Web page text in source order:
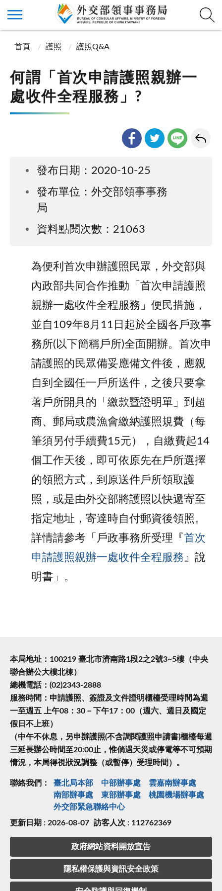
首頁 護照 護照Q&A
何謂「首次申請護照親辦一
處收件全程服務」?
發布日期：2020-10-25
發布單位：外交部領事事務
局
資料點閱次數：21063
為便利首次申辦護照民眾，外交部與
內政部共同合作推動「首次申請護照
親辦一處收件全程服務」便民措施，
並自109年8月11日起於全國各戶政事
務所(以下簡稱戶所)全面開辦。首次申
請護照的民眾備妥應備文件後，應親
自到全國任一戶所送件，之後只要拿
著戶所開具的「繳款暨證明單」到超
商、郵局或農漁會繳納護照規費（每
筆須另付手續費15元），自繳費起14
個工作天後，即可依原先在戶所選擇
的領照方式，到原送件戶所領取護
照，或是由外交部將護照以快遞寄至
指定地址，寄達時自付郵資後領照。
詳情請參考「戶政事務所受理『 首次
申請護照親辦一處收件全程服務 』說
明書」。
本局地址：100219 臺北市濟南路1段2之2號3~5樓（中央
聯合辦公大樓北棟）
總機電話：(02)2343-2888
服務時間：申請護照、簽證及文件證明櫃檯受理時間為週
一至週五 上午08：30－下午17：00（週六、週日及國定
假日不上班）
（中午不休息，另申辦護照(不含調閱護照申請書)櫃檯每週
三延長辦公時間至20:00止，惟倘遇天災或停電等不可預期
情況，本局得視狀況調整（或暫停）受理時間）。
聯絡我們： 臺北局本部 中部辦事處
雲嘉南辦事處
南部辦事處
東部辦事處
桃園機場辦事處
外交部緊急聯絡中⼼
更新日期 : 2026-08-07 訪客人次 : 112762369
政府網站資料開放宣告
隱私權保護與資訊安全政策